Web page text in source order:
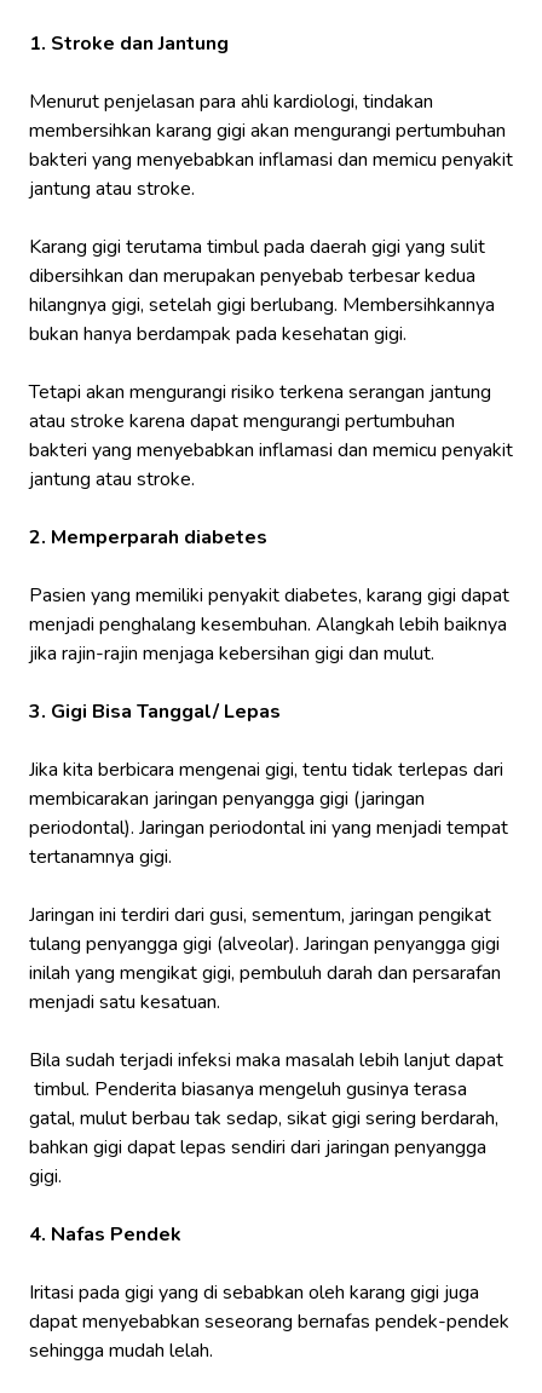
1. Stroke dan Jantung
Menurut penjelasan para ahli kardiologi, tindakan
membersihkan karang gigi akan mengurangi pertumbuhan
bakteri yang menyebabkan inflamasi dan memicu penyakit
jantung atau stroke.
Karang gigi terutama timbul pada daerah gigi yang sulit
dibersihkan dan merupakan penyebab terbesar kedua
hilangnya gigi, setelah gigi berlubang. Membersihkannya
bukan hanya berdampak pada kesehatan gigi.
Tetapi akan mengurangi risiko terkena serangan jantung
atau stroke karena dapat mengurangi pertumbuhan
bakteri yang menyebabkan inflamasi dan memicu penyakit
jantung atau stroke.
2. Memperparah diabetes
Pasien yang memiliki penyakit diabetes, karang gigi dapat
menjadi penghalang kesembuhan. Alangkah lebih baiknya
jika rajin-rajin menjaga kebersihan gigi dan mulut.
3. Gigi Bisa Tanggal/ Lepas
Jika kita berbicara mengenai gigi, tentu tidak terlepas dari
membicarakan jaringan penyangga gigi (jaringan
periodontal). Jaringan periodontal ini yang menjadi tempat
tertanamnya gigi.
Jaringan ini terdiri dari gusi, sementum, jaringan pengikat
tulang penyangga gigi (alveolar). Jaringan penyangga gigi
inilah yang mengikat gigi, pembuluh darah dan persarafan
menjadi satu kesatuan.
Bila sudah terjadi infeksi maka masalah lebih lanjut dapat
timbul. Penderita biasanya mengeluh gusinya terasa
gatal, mulut berbau tak sedap, sikat gigi sering berdarah,
bahkan gigi dapat lepas sendiri dari jaringan penyangga
gigi.
4. Nafas Pendek
Iritasi pada gigi yang di sebabkan oleh karang gigi juga
dapat menyebabkan seseorang bernafas pendek-pendek
sehingga mudah lelah.